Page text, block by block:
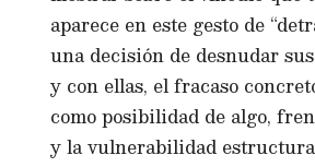
aparece en este gesto de
una decisión de desnudar
y con ellas, el fracaso
como posibilidad de algo,
y la vulnerabilidad